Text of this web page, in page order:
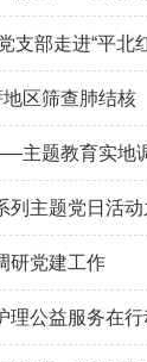
部走进“平北
地区筛查肺结核
主题教育实地
列主题党日活
研党建工作
理公益服务在行